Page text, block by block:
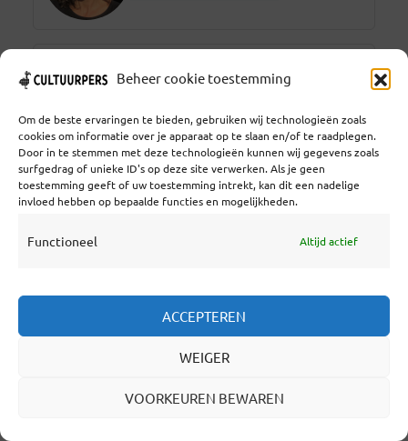
Beheer cookie toestemming
Om de beste ervaringen te bieden, gebruiken wij technologieën zoals
cookies om informatie over je apparaat op te slaan en/of te raadplegen.
Door in te stemmen met deze technologieën kunnen wij gegevens zoals
surfgedrag of unieke ID's op deze site verwerken. Als je geen
toestemming geeft of uw toestemming intrekt, kan dit een nadelige
invloed hebben op bepaalde functies en mogelijkheden.
Functioneel Altijd actief
ACCEPTEREN
WEIGER
VOORKEUREN BEWAREN
Monica Preller
Monique Huijdink
New Music Now